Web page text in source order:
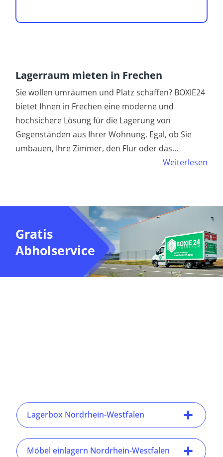
Lagerraum mieten in Frechen
Sie wollen umräumen und Platz schaffen? BOXIE24
bietet Ihnen in Frechen eine moderne und
hochsichere Lösung für die Lagerung von
Gegenständen aus Ihrer Wohnung. Egal, ob Sie
umbauen, Ihre Zimmer, den Flur oder das...
Weiterlesen
Gratis
Abholservice
Lagerbox Nordrhein-Westfalen
Möbel einlagern Nordrhein-Westfalen